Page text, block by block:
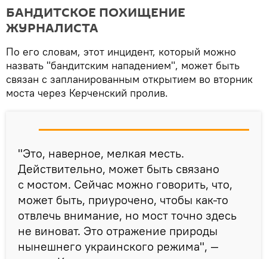
БАНДИТСКОЕ ПОХИЩЕНИЕ
ЖУРНАЛИСТА
По его словам, этот инцидент, который можно
назвать "бандитским нападением", может быть
связан с запланированным открытием во вторник
моста через Керченский пролив.
"Это, наверное, мелкая месть.
Действительно, может быть связано
с мостом. Сейчас можно говорить, что,
может быть, приурочено, чтобы как-то
отвлечь внимание, но мост точно здесь
не виноват. Это отражение природы
нынешнего украинского режима", —